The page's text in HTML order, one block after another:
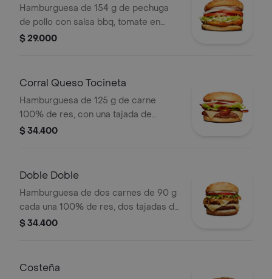
Hamburguesa de 154 g de pechuga
de pollo con salsa bbq, tomate en
rodajas, cebolla en rodajas, lechuga y
$ 29.000
Corral Queso Tocineta
Hamburguesa de 125 g de carne
100% de res, con una tajada de
queso tipo mozzarella, tocineta,
$ 34.400
Doble Doble
Hamburguesa de dos carnes de 90 g
cada una 100% de res, dos tajadas de
queso tipo mozzarella, cebolla grillé,
$ 34.400
Costeña